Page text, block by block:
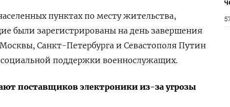
пунктах по месту жительства,
были зарегистрированы на день завершения
Санкт-Петербурга и Севастополя Путин
поддержки военнослужащих.
поставщиков электроники из-за угрозы